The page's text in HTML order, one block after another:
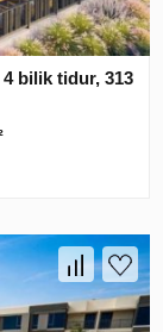
bilik tidur, 313